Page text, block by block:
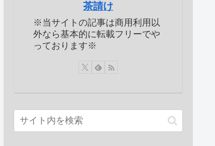
茶請け
※当サイトの記事は商用利用以
外なら基本的に転載フリーでや
っております※